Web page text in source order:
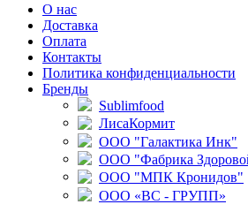
О нас
Доставка
Оплата
Контакты
Политика конфиденциальности
Бренды
Sublimfood
ЛисаКормит
ООО "Галактика Инк"
ООО "Фабрика
ООО "МПК Кронидов"
ООО «ВС - ГРУПП»